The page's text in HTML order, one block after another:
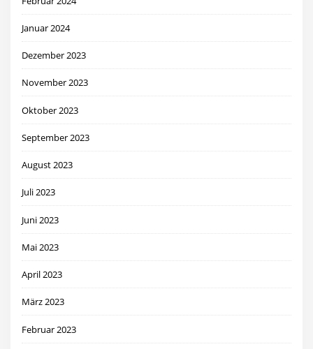
Januar 2024
Dezember 2023
November 2023
Oktober 2023
September 2023
August 2023
Juli 2023
Juni 2023
Mai 2023
April 2023
März 2023
Februar 2023